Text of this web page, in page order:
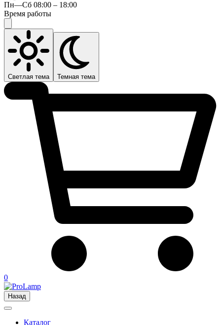
Пн—Сб 08:00 – 18:00
Время работы
Светлая тема Темная тема
0
Назад
Каталог